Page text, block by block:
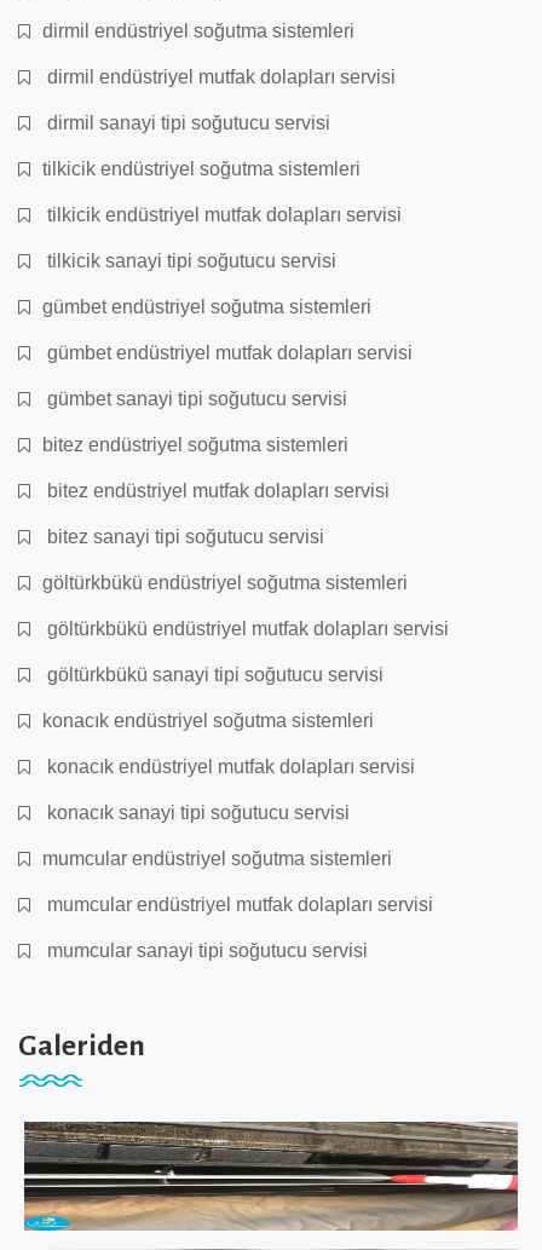
dirmil endüstriyel soğutma sistemleri
dirmil endüstriyel mutfak dolapları servisi
dirmil sanayi tipi soğutucu servisi
tilkicik endüstriyel soğutma sistemleri
tilkicik endüstriyel mutfak dolapları servisi
tilkicik sanayi tipi soğutucu servisi
gümbet endüstriyel soğutma sistemleri
gümbet endüstriyel mutfak dolapları servisi
gümbet sanayi tipi soğutucu servisi
bitez endüstriyel soğutma sistemleri
bitez endüstriyel mutfak dolapları servisi
bitez sanayi tipi soğutucu servisi
göltürkbükü endüstriyel soğutma sistemleri
göltürkbükü endüstriyel mutfak dolapları servisi
göltürkbükü sanayi tipi soğutucu servisi
konacık endüstriyel soğutma sistemleri
konacık endüstriyel mutfak dolapları servisi
konacık sanayi tipi soğutucu servisi
mumcular endüstriyel soğutma sistemleri
mumcular endüstriyel mutfak dolapları servisi
mumcular sanayi tipi soğutucu servisi
Galeriden